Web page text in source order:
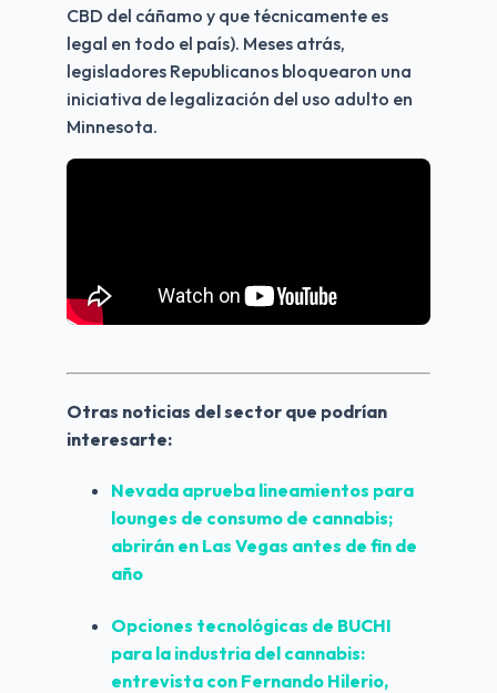
CBD del cáñamo y que técnicamente es
legal en todo el país). Meses atrás,
legisladores Republicanos bloquearon una
iniciativa de legalización del uso adulto en
Minnesota.
Otras noticias del sector que podrían
interesarte:
Nevada aprueba lineamientos para
lounges de consumo de cannabis;
abrirán en Las Vegas antes de fin de
año
Opciones tecnológicas de BUCHI
para la industria del cannabis:
entrevista con Fernando Hilerio,